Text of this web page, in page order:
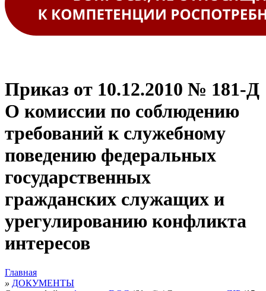
Приказ от 10.12.2010 № 181-Д
О комиссии по соблюдению
требований к служебному
поведению федеральных
государственных
гражданских служащих и
урегулированию конфликта
интересов
Главная
» ДОКУМЕНТЫ